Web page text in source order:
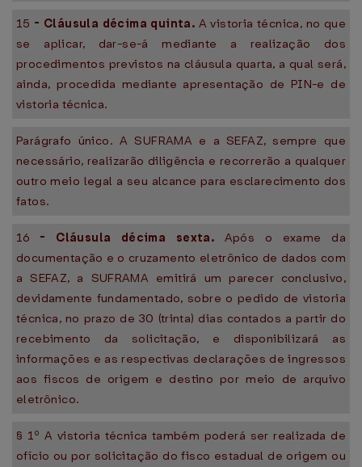
15 - Cláusula décima quinta. A vistoria técnica, no que
se aplicar, dar-se-á mediante a realização dos
procedimentos previstos na cláusula quarta, a qual será,
ainda, procedida mediante apresentação de PIN-e de
vistoria técnica.
Parágrafo único. A SUFRAMA e a SEFAZ, sempre que
necessário, realizarão diligência e recorrerão a qualquer
outro meio legal a seu alcance para esclarecimento dos
fatos.
16 - Cláusula décima sexta. Após o exame da
documentação e o cruzamento eletrônico de dados com
a SEFAZ, a SUFRAMA emitirá um parecer conclusivo,
devidamente fundamentado, sobre o pedido de vistoria
técnica, no prazo de 30 (trinta) dias contados a partir do
recebimento da solicitação, e disponibilizará as
informações e as respectivas declarações de ingressos
aos fiscos de origem e destino por meio de arquivo
eletrônico.
§ 1º A vistoria técnica também poderá ser realizada de
ofício ou por solicitação do fisco estadual de origem ou